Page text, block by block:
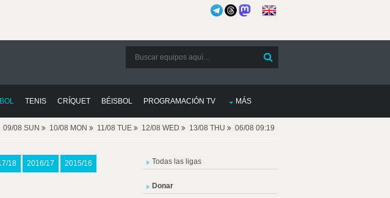
TENIS CRÍQUET BÉISBOL PROGRAMACIÓN TV MÁS
09/08 SUN 10/08 MON 11/08 TUE 12/08 WED 13/08 THU 06/08 09:19
18 2016/17 2015/16 Todas las ligas
Donar